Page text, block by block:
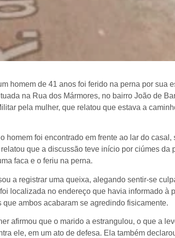
homem de 41 anos foi ferido na perna por sua
na Rua dos Mármores, no bairro João de
pela mulher, que relatou que estava a
homem foi encontrado em frente ao lar do
que a discussão teve início por ciúmes da
faca e o feriu na perna.
a registrar uma queixa, alegando sentir-se
localizada no endereço que havia informado à
ambos acabaram se agredindo fisicamente.
afirmou que o marido a estrangulou, o que a
ele, em um ato de defesa. Ela também